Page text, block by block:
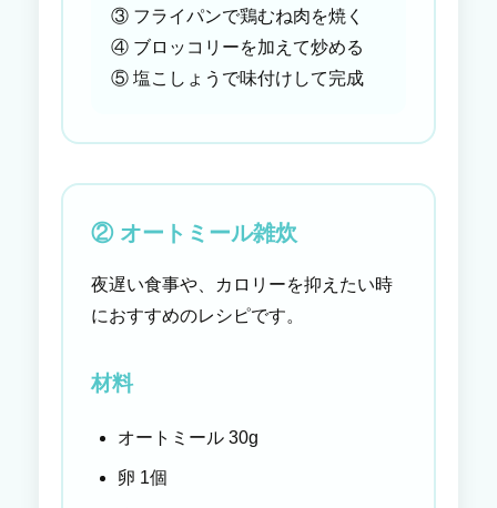
③ フライパンで鶏むね肉を焼く
④ ブロッコリーを加えて炒める
⑤ 塩こしょうで味付けして完成
② オートミール雑炊
夜遅い食事や、カロリーを抑えたい時
におすすめのレシピです。
材料
オートミール 30g
卵 1個